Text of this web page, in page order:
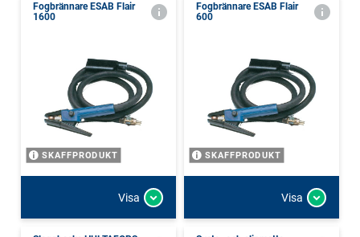
Fogbrännare ESAB Flair
1600
SKAFFPRODUKT
Visa
Fogbrännare ESAB Flair
600
SKAFFPRODUKT
Visa